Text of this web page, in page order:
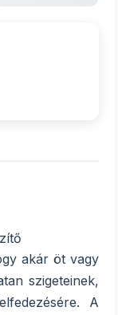
akár öt vagy
szigeteinek,
A